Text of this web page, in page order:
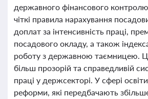
державного фінансового
чіткі правила нарахування
доплат за інтенсивність праці,
посадового окладу, а також
роботу з державною таємницею.
більш прозорій та справедливій
праці у держсекторі. У сфері
реформи, які передбачають